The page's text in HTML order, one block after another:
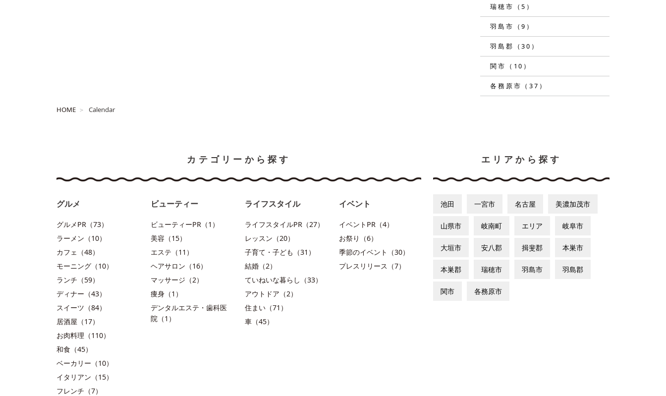
瑞穂市（5）
羽島市（9）
羽島郡（30）
関市（10）
各務原市（37）
HOME Calendar
カテゴリーから探す
グルメ
グルメPR（73）
ラーメン（10）
カフェ（48）
モーニング（10）
ランチ（59）
ディナー（43）
スイーツ（84）
居酒屋（17）
お肉料理（110）
和食（45）
ベーカリー（10）
イタリアン（15）
フレンチ（7）
ビューティー
ビューティーPR（1）
美容（15）
エステ（11）
ヘアサロン（16）
マッサージ（2）
痩身（1）
デンタルエステ・歯科医
院（1）
ライフスタイル
ライフスタイルPR（27）
レッスン（20）
子育て・子ども（31）
結婚（2）
ていねいな暮らし（33）
アウトドア（2）
住まい（71）
車（45）
イベント
イベントPR（4）
お祭り（6）
季節のイベント（30）
プレスリリース（7）
エリアから探す
池田 一宮市 名古屋 美濃加茂市
山県市 岐南町 エリア 岐阜市
大垣市 安八郡 揖斐郡 本巣市
本巣郡 瑞穂市 羽島市 羽島郡
関市 各務原市